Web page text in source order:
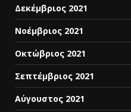
Δεκέμβριος 2021
Νοέμβριος 2021
Οκτώβριος 2021
Σεπτέμβριος 2021
Αύγουστος 2021